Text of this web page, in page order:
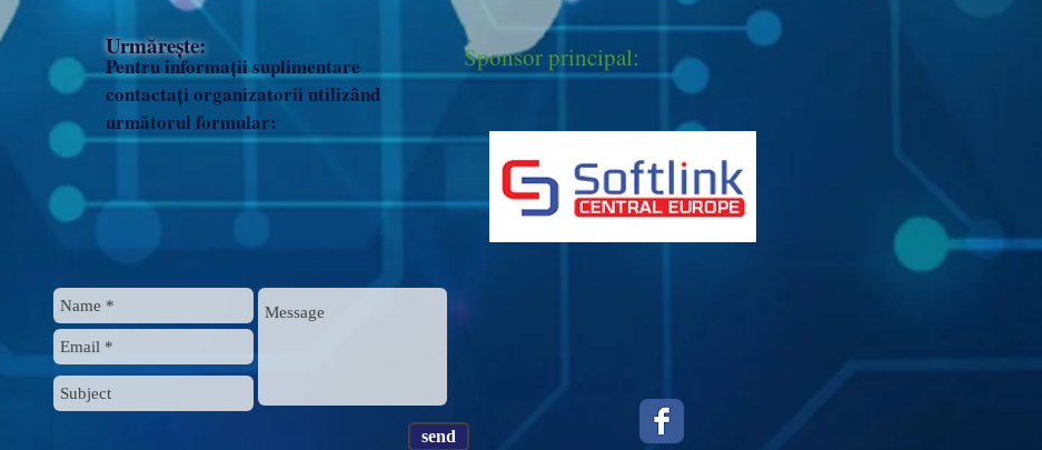
Pentru informații suplimentare
contactați organizatorii utilizând
următorul formular:
Urmărește:
send
Sponsor principal: